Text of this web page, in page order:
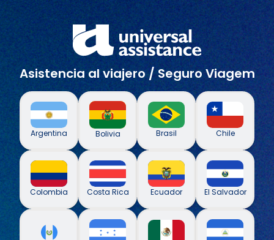
Asistencia al viajero / Seguro Viagem
Argentina Bolivia Brasil Chile
Colombia Costa Rica Ecuador El Salvador